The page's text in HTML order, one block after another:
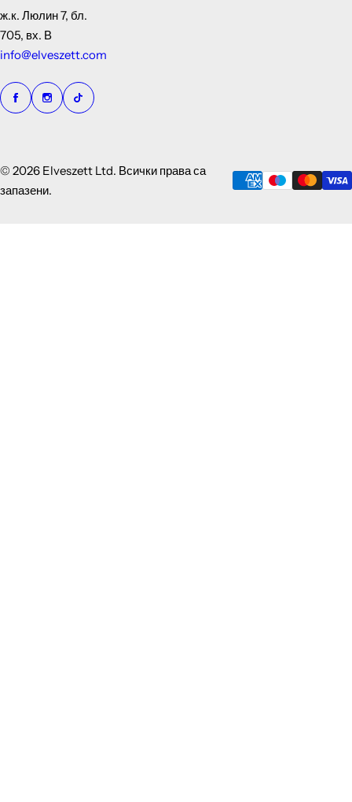
ж.к. Люлин 7, бл.
705, вх. В
info@elveszett.com
© 2026 Elveszett Ltd. Всички права са
запазени.